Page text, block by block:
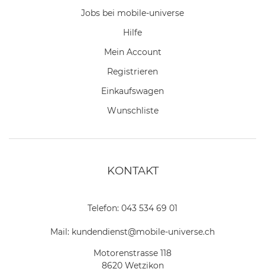
Jobs bei mobile-universe
Hilfe
Mein Account
Registrieren
Einkaufswagen
Wunschliste
KONTAKT
Telefon: 043 534 69 01
Mail: kundendienst@mobile-universe.ch
Motorenstrasse 118
8620 Wetzikon